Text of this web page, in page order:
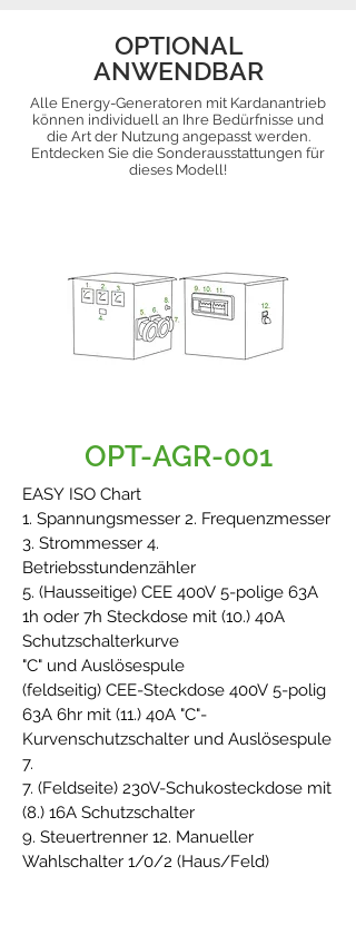
OPTIONAL
ANWENDBAR
Alle Energy-Generatoren mit Kardanantrieb
können individuell an Ihre Bedürfnisse und
die Art der Nutzung angepasst werden.
Entdecken Sie die Sonderausstattungen für
dieses Modell!
OPT-AGR-001
EASY ISO Chart
1. Spannungsmesser 2. Frequenzmesser
3. Strommesser 4.
Betriebsstundenzähler
5. (Hausseitige) CEE 400V 5-polige 63A
1h oder 7h Steckdose mit (10.) 40A
Schutzschalterkurve
"C" und Auslösespule
(feldseitig) CEE-Steckdose 400V 5-polig
63A 6hr mit (11.) 40A "C"-
Kurvenschutzschalter und Auslösespule
7.
7. (Feldseite) 230V-Schukosteckdose mit
(8.) 16A Schutzschalter
9. Steuertrenner 12. Manueller
Wahlschalter 1/0/2 (Haus/Feld)